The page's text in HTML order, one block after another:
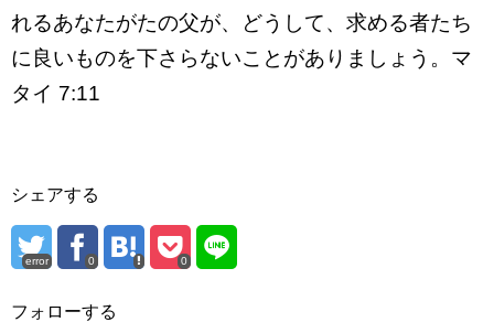
れるあなたがたの父が、どうして、求める者たち
に良いものを下さらないことがありましょう。マ
タイ 7:11
シェアする
error 0 0
フォローする